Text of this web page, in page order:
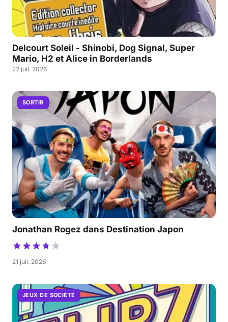
Delcourt Soleil - Shinobi, Dog Signal, Super
Mario, H2 et Alice in Borderlands
22 juil. 2026
SORTIR
Jonathan Rogez dans Destination Japon
21 juil. 2026
JEUX DE SOCIÉTÉ